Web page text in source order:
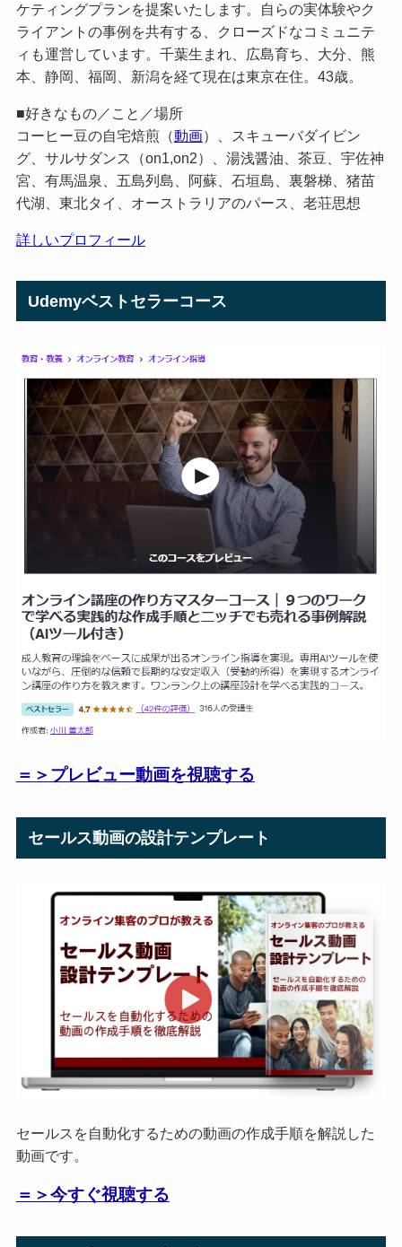
ケティングプランを提案いたします。自らの実体験やク
ライアントの事例を共有する、クローズドなコミュニテ
ィも運営しています。千葉生まれ、広島育ち、大分、熊
本、静岡、福岡、新潟を経て現在は東京在住。43歳。
■好きなもの／こと／場所
コーヒー豆の自宅焙煎（動画）、スキューバダイビン
グ、サルサダンス（on1,on2）、湯浅醤油、茶豆、宇佐神
宮、有馬温泉、五島列島、阿蘇、石垣島、裏磐梯、猪苗
代湖、東北タイ、オーストラリアのパース、老荘思想
詳しいプロフィール
Udemyベストセラーコース
＝＞プレビュー動画を視聴する
セールス動画の設計テンプレート
セールスを自動化するための動画の作成手順を解説した
動画です。
＝＞今すぐ視聴する